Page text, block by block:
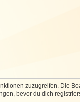
zuzugreifen. Die
bevor du dich